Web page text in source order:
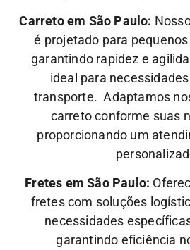
Carreto em São Paulo:
é projetado para
garantindo rapidez e
ideal para
transporte. Adaptamos
carreto conforme suas
proporcionando um
Fretes em São Paulo:
fretes com soluções
necessidades
garantindo eficiência